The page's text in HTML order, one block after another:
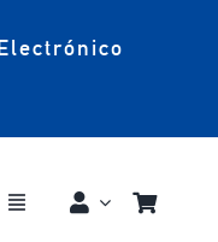
Toggle